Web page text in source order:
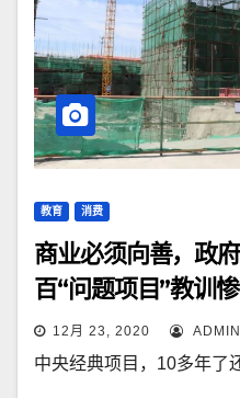
教育 消费
商业必须向善，政
百“问题项目”教训
12月 23, 2020 ADMIN
中央经典项目，10多年了